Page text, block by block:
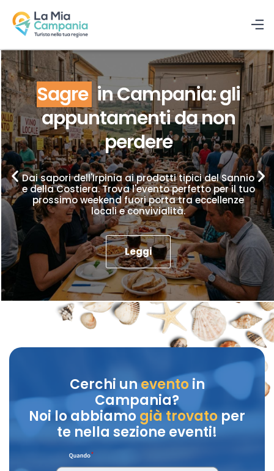
Sagre in Campania: gli
appuntamenti da non
perdere
Dai sapori dell'Irpinia ai prodotti tipici del Sannio
e della Costiera. Trova l'evento perfetto per il tuo
prossimo weekend fuori porta tra eccellenze
locali e convivialità.
Leggi
Cerchi unevento in
Campania?
Noi lo abbiamo già trovatoper
te nella sezione eventi!